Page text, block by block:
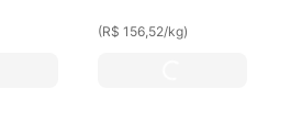
(R$ 156,52/kg)